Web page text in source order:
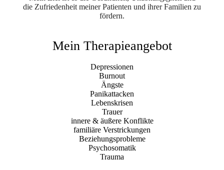
die Zufriedenheit meiner Patienten und ihrer Familien zu
fördern.
Mein Therapieangebot
Depressionen
Burnout
Ängste
Panikattacken
Lebenskrisen
Trauer
innere & äußere Konflikte
familiäre Verstrickungen
Beziehungsprobleme
Psychosomatik
Trauma